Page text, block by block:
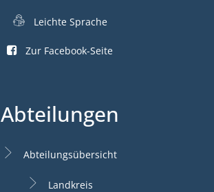
Leichte Sprache
Zur Facebook-Seite
Abteilungen
Abteilungsübersicht
Landkreis